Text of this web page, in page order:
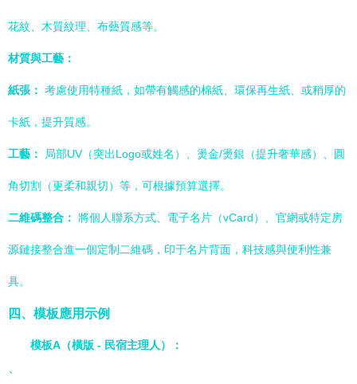
花紋、木質紋理、布藝質感等。
材質與工藝：
紙張： 考慮使用特種紙，如帶有觸感的棉紙、環保再生紙、或稍厚的
卡紙，提升質感。
工藝： 局部UV（突出Logo或姓名）、燙金/燙銀（提升奢華感）、圓
角切割（更柔和親切）等，可根據預算選擇。
二維碼整合： 將個人聯系方式、電子名片（vCard）、官網或特定房
源鏈接整合進一個定制二維碼，印于名片背面，科技感與便利性兼
具。
四、模板應用示例
模板A（橫版 - 民宿主理人）：
`